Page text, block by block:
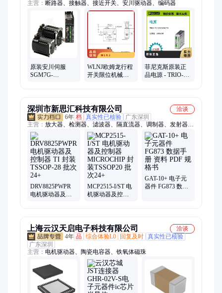
主营： 断路器、接触器、接近开关、安川驱动器、编码器
原装安川伺服
SGM7G-
WLNJ欧姆龙行程
开关限位机械自
菲尼克斯原装正
品电源 - TRIO-
深圳市新思汇科技有限公司
洽谈
6年 档 真实性已核验
广东深圳
主营： 放大器、检测器、滤波器、隔直流器、调制器、发射器、
接收器、衰减器、解调器、变压器、合成器、收发器、偏置器、
振荡器、rfid天线、终端负载、微波射频、集成电路、同轴开
关、接入监控ic、频率综合器、射频适配器、多路复用器、耦合
器电桥、定向耦合器
DRV8825PWPR
电机驱动器及控
MCP2515-I/ST 电
机驱动器及控制
GAT-10+ 电子元
器件 FG873 数据
上海云汉天启电子科技有限公司
洽谈
4年 品 综合体验L0 回复及时 真实性已核验
广东深圳
主营： 电机驱动器、陶瓷电容器、铁氧体磁珠